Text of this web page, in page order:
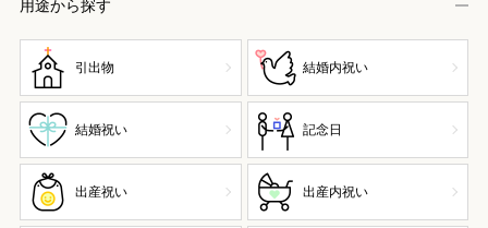
用途から探す
引出物 結婚内祝い
結婚祝い 記念日
出産祝い 出産内祝い